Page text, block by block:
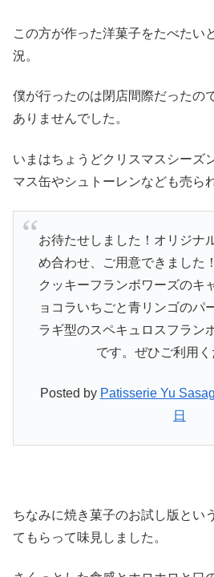
この方が作った洋菓子をたべたい
況。
僕が行ったのは閉店間際だったの
ありませんでした。
いまはちょうどクリスマスシーズ
マス缶やシュトーレンなども売ら
お待たせしました！オリジナ
め合わせ、ご用意できました
クッキーフランボワーズのキ
ョコラいちごと青リンゴのパ
ラギ型のスペキュロスフラン
です。ぜひご利用く
Posted by Patisserie Yu
日
ちなみに焼き菓子のお試し版とい
てもらって味見しました。